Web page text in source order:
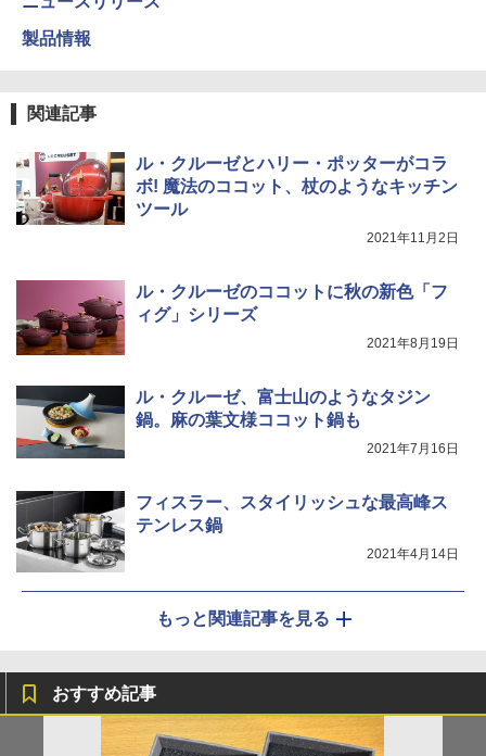
製品情報
関連記事
ル・クルーゼとハリー・ポッターがコラ
ボ! 魔法のココット、杖のようなキッチン
ツール
2021年11月2日
ル・クルーゼのココットに秋の新色「フ
ィグ」シリーズ
2021年8月19日
ル・クルーゼ、富士山のようなタジン
鍋。麻の葉文様ココット鍋も
2021年7月16日
フィスラー、スタイリッシュな最高峰ス
テンレス鍋
2021年4月14日
もっと関連記事を見る
おすすめ記事